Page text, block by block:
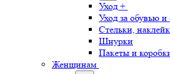
Уход +
Уход за обувью
Стельки,
Шнурки
Пакеты и
Женщинам